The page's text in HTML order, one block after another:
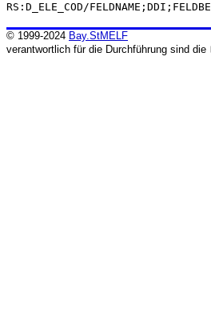
RS:D_ELE_COD/
© 1999-2024 Bay.StMELF
verantwortlich für die Durchführung sind die